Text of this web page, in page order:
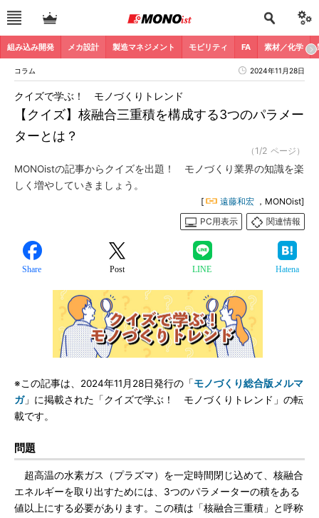
組み込み開発 メカ設計 製造マネジメント モビリティ FA 素材／化学
コラム 2024年11月28日
【クイズ】核融合三重積を構成する3つのパラメー
ターとは？
クイズで学ぶ！ モノづくりトレンド
（1/2 ページ）
MONOistの記事からクイズを出題！ モノづくり業界の知識を楽
しく増やしていきましょう。
[ 遠藤和宏 ，MONOist]
PC用表示
関連情報
Share Post LINE Hatena
※この記事は、2024年11月28日発行の「モノづくり総合版メルマ
ガ」に掲載された「クイズで学ぶ！ モノづくりトレンド」の転
載です。
問題
超高温の水素ガス（プラズマ）を一定時間閉じ込めて、核融合
エネルギーを取り出すためには、3つのパラメーターの積をある
値以上にする必要があります。この積は「核融合三重積」と呼称